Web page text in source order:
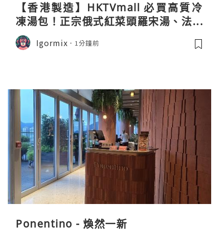
【香港製造】HKTVmall 必買高質冷
凍湯包！正宗俄式紅菜頭羅宋湯、法式
龍蝦濃湯與生酮膠原蛋白骨頭湯全攻略
Igormix 1分鐘前
Ponentino - 煥然一新